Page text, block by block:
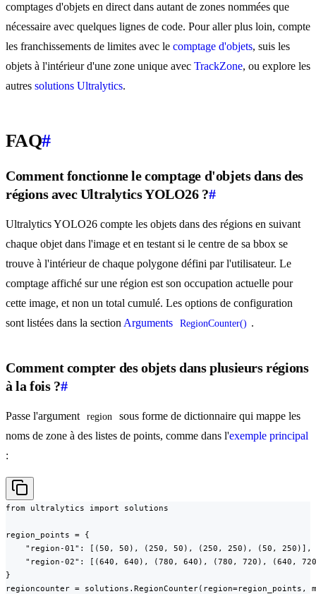
comptages d'objets en direct dans autant de zones nommées que
nécessaire avec quelques lignes de code. Pour aller plus loin, compte
les franchissements de limites avec le comptage d'objets, suis les
objets à l'intérieur d'une zone unique avec TrackZone, ou explore les
autres solutions Ultralytics.
FAQ#
Comment fonctionne le comptage d'objets dans des
régions avec Ultralytics YOLO26 ?#
Ultralytics YOLO26 compte les objets dans des régions en suivant
chaque objet dans l'image et en testant si le centre de sa bbox se
trouve à l'intérieur de chaque polygone défini par l'utilisateur. Le
comptage affiché sur une région est son occupation actuelle pour
cette image, et non un total cumulé. Les options de configuration
sont listées dans la section Arguments RegionCounter() .
Comment compter des objets dans plusieurs régions
à la fois ?#
Passe l'argument region
sous forme de dictionnaire qui mappe les
noms de zone à des listes de points, comme dans l'exemple principal
:
from ultralytics import solutions
region_points = {
    "region-01": [(50, 50), (250, 50), (250, 250), (50, 250)],
"region-02": [(640, 640), (780, 640), (780, 720), (640,
}
regioncounter = solutions.RegionCounter(region=region_points,